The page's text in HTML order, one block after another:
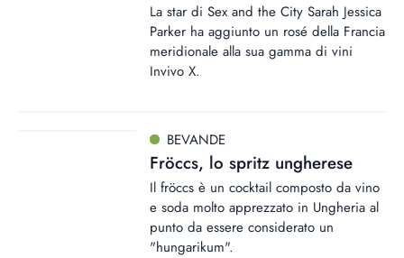
La star di Sex and the City Sarah Jessica
Parker ha aggiunto un rosé della Francia
meridionale alla sua gamma di vini
Invivo X.
BEVANDE
Fröccs, lo spritz ungherese
Il fröccs è un cocktail composto da vino
e soda molto apprezzato in Ungheria al
punto da essere considerato un
"hungarikum".